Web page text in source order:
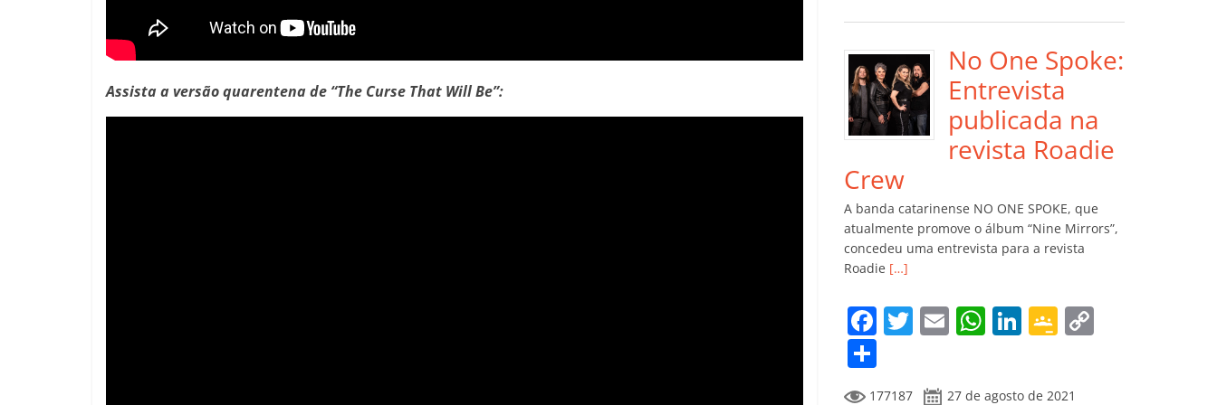
Assista a versão quarentena de “The Curse That Will Be”:
b
o
o
k
A
p
p
dI
n
e
Cl
a
ss
ro
m
Li
n
p
ar
til
h
ar
No One Spoke:
Entrevista
publicada na
revista Roadie
Crew
A banda catarinense NO ONE SPOKE, que
atualmente promove o álbum “Nine Mirrors”,
concedeu uma entrevista para a revista
Roadie […]
F T
itt
E W Li G
o
177187 27 de agosto de 2021